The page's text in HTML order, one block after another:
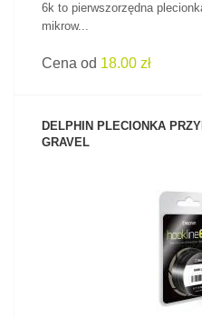
6k to pierwszorzędna
mikrow...
Cena od 18.00 zł
DELPHIN PLECIONKA
GRAVEL
ZOBACZ